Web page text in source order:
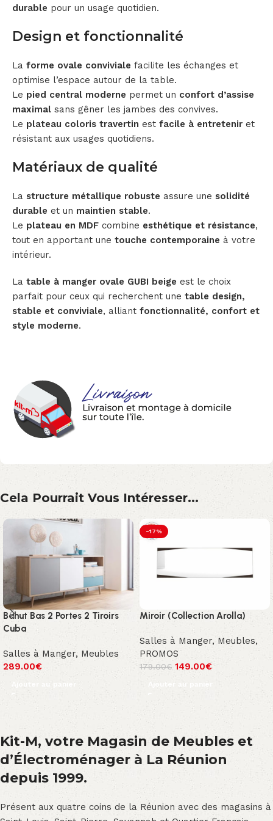
durable pour un usage quotidien.
Design et fonctionnalité
La forme ovale conviviale facilite les échanges et
optimise l’espace autour de la table.
Le pied central moderne permet un confort d’assise
maximal sans gêner les jambes des convives.
Le plateau coloris travertin est facile à entretenir et
résistant aux usages quotidiens.
Matériaux de qualité
La structure métallique robuste assure une solidité
durable et un maintien stable.
Le plateau en MDF combine esthétique et résistance,
tout en apportant une touche contemporaine à votre
intérieur.
La table à manger ovale GUBI beige est le choix
parfait pour ceux qui recherchent une table design,
stable et conviviale, alliant fonctionnalité, confort et
style moderne.
Cela Pourrait Vous Intéresser...
Bahut Bas 2 Portes 2 Tiroirs
Cuba
Salles à Manger, Meubles
289.00€
Ajouter au panier
-17%
Miroir (Collection Arolla)
Salles à Manger, Meubles,
PROMOS
179.00€ 149.00€
Ajouter au panier
Kit-M, votre Magasin de Meubles et
d’Électroménager à La Réunion
depuis 1999.
Présent aux quatre coins de la Réunion avec des magasins à